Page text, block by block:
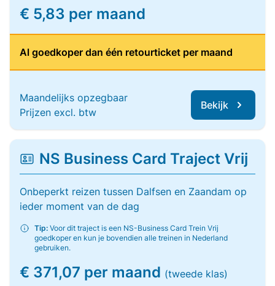
€ 5,83 per maand
Al goedkoper dan één retourticket per maand
Maandelijks opzegbaar
Prijzen excl. btw
Bekijk
NS Business Card Traject Vrij
Onbeperkt reizen tussen Dalfsen en Zaandam op
ieder moment van de dag
Tip: Voor dit traject is een NS-Business Card Trein Vrij
goedkoper en kun je bovendien alle treinen in Nederland
gebruiken.
€ 371,07 per maand (tweede klas)